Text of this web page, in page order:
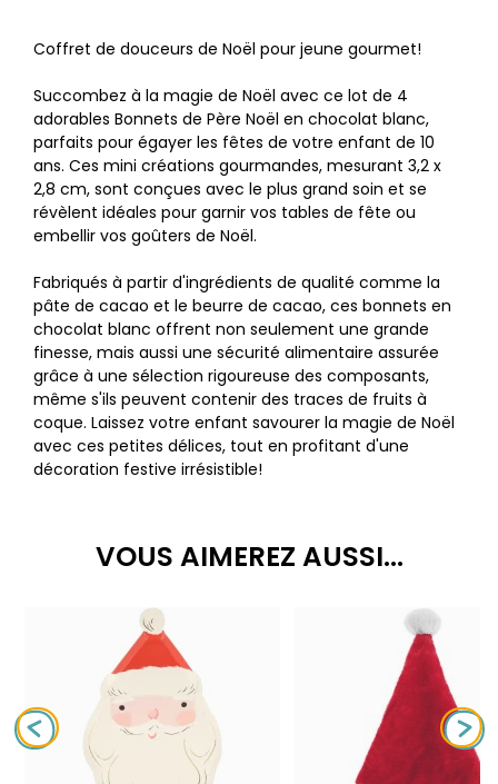
Coffret de douceurs de Noël pour jeune gourmet!
Succombez à la magie de Noël avec ce lot de 4
adorables Bonnets de Père Noël en chocolat blanc,
parfaits pour égayer les fêtes de votre enfant de 10
ans. Ces mini créations gourmandes, mesurant 3,2 x
2,8 cm, sont conçues avec le plus grand soin et se
révèlent idéales pour garnir vos tables de fête ou
embellir vos goûters de Noël.
Fabriqués à partir d'ingrédients de qualité comme la
pâte de cacao et le beurre de cacao, ces bonnets en
chocolat blanc offrent non seulement une grande
finesse, mais aussi une sécurité alimentaire assurée
grâce à une sélection rigoureuse des composants,
même s'ils peuvent contenir des traces de fruits à
coque. Laissez votre enfant savourer la magie de Noël
avec ces petites délices, tout en profitant d'une
décoration festive irrésistible!
VOUS AIMEREZ AUSSI...